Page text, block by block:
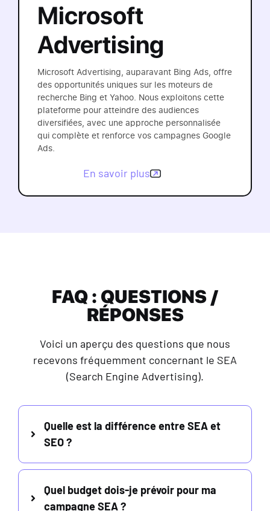
Microsoft
Advertising
Microsoft Advertising, auparavant Bing Ads, offre
des opportunités uniques sur les moteurs de
recherche Bing et Yahoo. Nous exploitons cette
plateforme pour atteindre des audiences
diversifiées, avec une approche personnalisée
qui complète et renforce vos campagnes Google
Ads.
En savoir plus
FAQ : QUESTIONS /
RÉPONSES
Voici un aperçu des questions que nous
recevons fréquemment concernant le SEA
(Search Engine Advertising).
Quelle est la différence entre SEA et
SEO ?
Quel budget dois-je prévoir pour ma
campagne SEA ?